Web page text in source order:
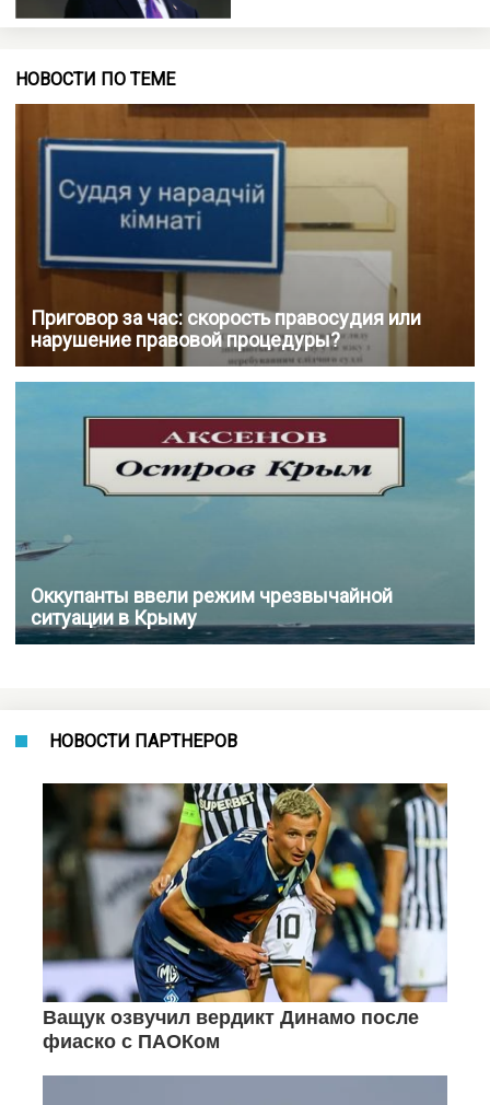
НОВОСТИ ПО ТЕМЕ
Приговор за час: скорость правосудия или
нарушение правовой процедуры?
Оккупанты ввели режим чрезвычайной
ситуации в Крыму
НОВОСТИ ПАРТНЕРОВ